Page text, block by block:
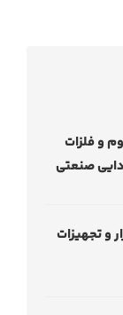
و فلزات
صنعتی
و تجهیزات